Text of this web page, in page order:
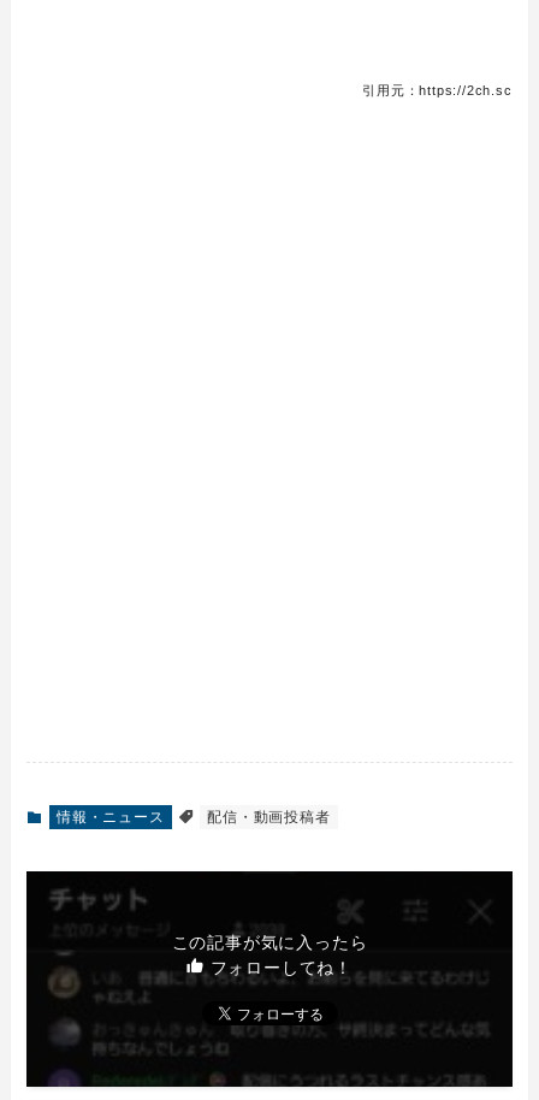
引用元：https://2ch.sc
情報・ニュース 配信・動画投稿者
この記事が気に入ったら
フォローしてね！